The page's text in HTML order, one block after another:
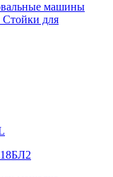
машины
Стойки для